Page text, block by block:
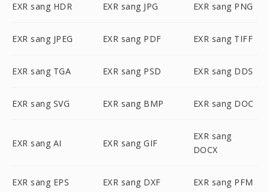
EXR sang HDR EXR sang JPG EXR sang PNG
EXR sang JPEG EXR sang PDF EXR sang TIFF
EXR sang TGA EXR sang PSD EXR sang DDS
EXR sang SVG EXR sang BMP EXR sang DOC
EXR sang AI EXR sang GIF
EXR sang
DOCX
EXR sang EPS EXR sang DXF EXR sang PFM